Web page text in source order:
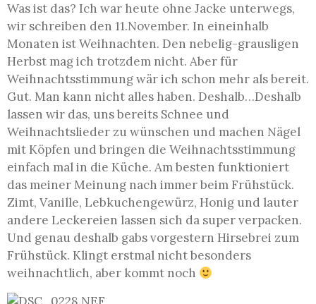
Was ist das? Ich war heute ohne Jacke unterwegs,
wir schreiben den 11.November. In eineinhalb
Monaten ist Weihnachten. Den nebelig-grausligen
Herbst mag ich trotzdem nicht. Aber für
Weihnachtsstimmung wär ich schon mehr als bereit.
Gut. Man kann nicht alles haben. Deshalb…Deshalb
lassen wir das, uns bereits Schnee und
Weihnachtslieder zu wünschen und machen Nägel
mit Köpfen und bringen die Weihnachtsstimmung
einfach mal in die Küche. Am besten funktioniert
das meiner Meinung nach immer beim Frühstück.
Zimt, Vanille, Lebkuchengewürz, Honig und lauter
andere Leckereien lassen sich da super verpacken.
Und genau deshalb gabs vorgestern Hirsebrei zum
Frühstück. Klingt erstmal nicht besonders
weihnachtlich, aber kommt noch